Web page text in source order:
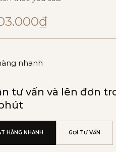
₫
nhanh
tư vấn và lên đơn
HÀNG NHANH GỌI TƯ VẤN